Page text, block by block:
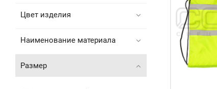
Цвет изделия
Наименование материала
Размер